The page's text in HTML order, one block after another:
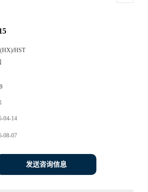
HST
04-14
08-07
发送咨询信息